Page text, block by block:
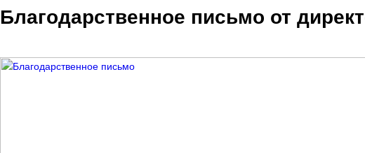
Благодарственное письмо от